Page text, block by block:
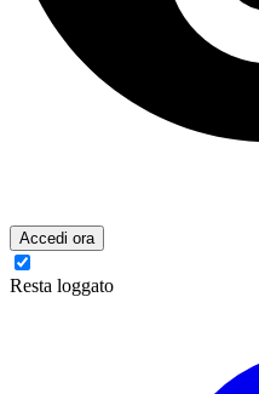
Accedi ora
Resta loggato